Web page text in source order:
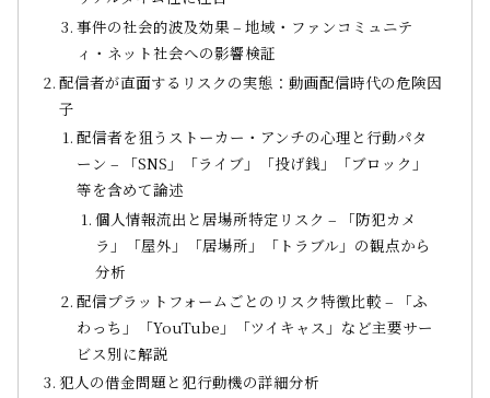
事件の社会的波及効果 – 地域・ファンコミュニテ
ィ・ネット社会への影響検証
配信者が直面するリスクの実態：動画配信時代の危険因
子
配信者を狙うストーカー・アンチの心理と行動パタ
ーン – 「SNS」「ライブ」「投げ銭」「ブロック」
等を含めて論述
個人情報流出と居場所特定リスク – 「防犯カメ
ラ」「屋外」「居場所」「トラブル」の観点から
分析
配信プラットフォームごとのリスク特徴比較 – 「ふ
わっち」「YouTube」「ツイキャス」など主要サー
ビス別に解説
犯人の借金問題と犯行動機の詳細分析